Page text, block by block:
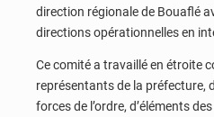
direction régionale de Bouaflé
directions opérationnelles en
Ce comité a travaillé en étroite
représentants de la préfecture,
forces de l’ordre, d’éléments